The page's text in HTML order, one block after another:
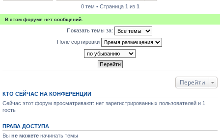
0 тем • Страница 1 из 1
В этом форуме нет сообщений.
Показать темы за:
Поле сортировки
Перейти
КТО СЕЙЧАС НА КОНФЕРЕНЦИИ
Сейчас этот форум просматривают: нет зарегистрированных пользователей и 1
гость
ПРАВА ДОСТУПА
Вы не можете начинать темы